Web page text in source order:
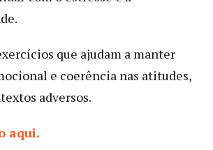
que ajudam a manter
e coerência nas atitudes,
adversos.
aqui.